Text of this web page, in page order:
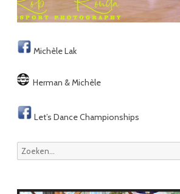
Michèle Lak
Herman & Michèle
Let’s Dance Championships
Zoeken
naar: